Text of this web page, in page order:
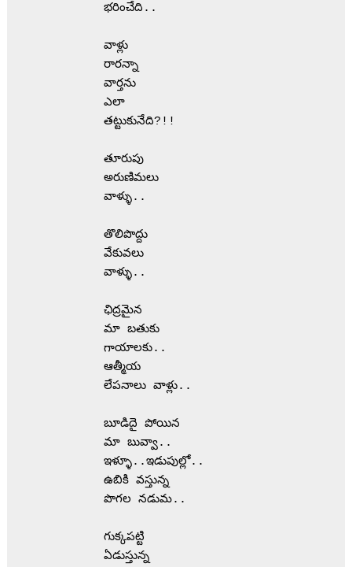
           భరించేది..
           వాళ్లు
           రారన్నా
           వార్తను
           ఎలా
           తట్టుకునేది?!!
           తూరుపు
           అరుణిమలు
           వాళ్ళు..
           తొలిపొద్దు
           వేకువలు
           వాళ్ళు..
           ఛిద్రమైన
           మా బతుకు
           గాయాలకు..
           ఆత్మీయ
           లేపనాలు వాళ్లు..
           బూడిదై పోయిన
           మా బువ్వా..
           ఇళ్ళూ..ఇడుపుల్లో..
           ఉబికి వస్తున్న
           పొగల నడుమ..
           గుక్కపట్టి
           ఏడుస్తున్న